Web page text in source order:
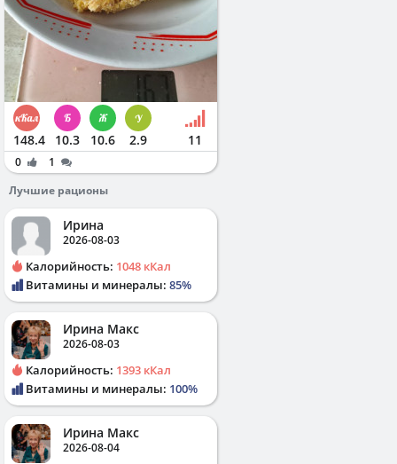
148.4 10.3 10.6 2.9 11
0
1
Лучшие рационы
Ирина
2026-08-03
Калорийность: 1048 кКал
Витамины и минералы: 85%
Ирина Макс
2026-08-03
Калорийность: 1393 кКал
Витамины и минералы: 100%
Ирина Макс
2026-08-04